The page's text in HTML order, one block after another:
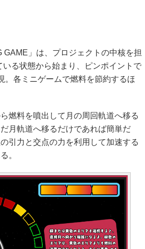
」は、プロジェクトの中核を担
る状態から始まり、ピンポイントで
。各ミニゲームで燃料を節約するほ
燃料を噴出して月の周回軌道へ移る
月軌道へ移るだけであれば簡単だ
引力と交点の力を利用して加速する
。